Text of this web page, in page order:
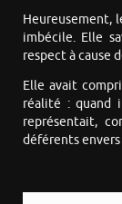
Heureusement,
imbécile. Elle
respect à cause
Elle avait
réalité : quand
représentait,
déférents